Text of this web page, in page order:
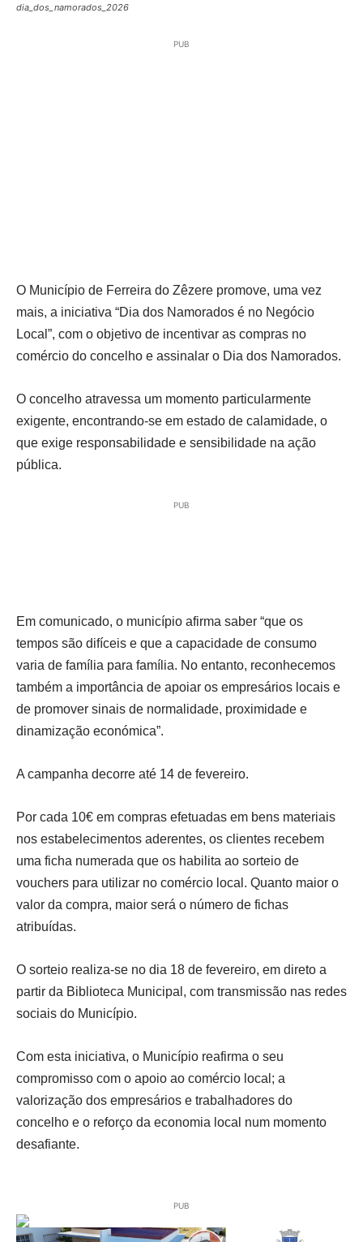
dia_dos_namorados_2026
PUB
O Município de Ferreira do Zêzere promove, uma vez
mais, a iniciativa “Dia dos Namorados é no Negócio
Local”, com o objetivo de incentivar as compras no
comércio do concelho e assinalar o Dia dos Namorados.
O concelho atravessa um momento particularmente
exigente, encontrando-se em estado de calamidade, o
que exige responsabilidade e sensibilidade na ação
pública.
PUB
Em comunicado, o município afirma saber “que os
tempos são difíceis e que a capacidade de consumo
varia de família para família. No entanto, reconhecemos
também a importância de apoiar os empresários locais e
de promover sinais de normalidade, proximidade e
dinamização económica”.
A campanha decorre até 14 de fevereiro.
Por cada 10€ em compras efetuadas em bens materiais
nos estabelecimentos aderentes, os clientes recebem
uma ficha numerada que os habilita ao sorteio de
vouchers para utilizar no comércio local. Quanto maior o
valor da compra, maior será o número de fichas
atribuídas.
O sorteio realiza-se no dia 18 de fevereiro, em direto a
partir da Biblioteca Municipal, com transmissão nas redes
sociais do Município.
Com esta iniciativa, o Município reafirma o seu
compromisso com o apoio ao comércio local; a
valorização dos empresários e trabalhadores do
concelho e o reforço da economia local num momento
desafiante.
PUB